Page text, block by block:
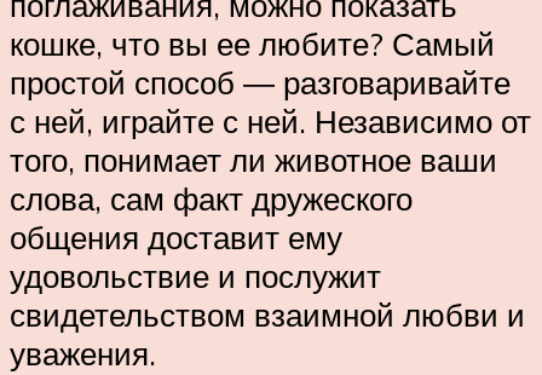
кошке, что вы ее любите? Самый
простой способ ― разговаривайте
с ней, играйте с ней. Независимо от
того, понимает ли животное ваши
слова, сам факт дружеского
общения доставит ему
удовольствие и послужит
свидетельством взаимной любви и
уважения.